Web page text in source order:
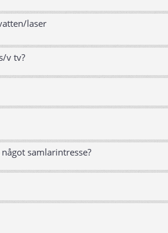
laser
v tv?
samlarintresse?